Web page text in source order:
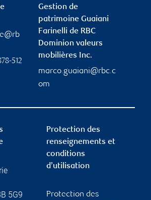
512
Gestion de
patrimoine Guaiani
Farinelli de RBC
Dominion valeurs
mobilières Inc.
marco.guaiani@rbc.c
om
5G9
Protection des
renseignements et
conditions
d’utilisation
Protection des